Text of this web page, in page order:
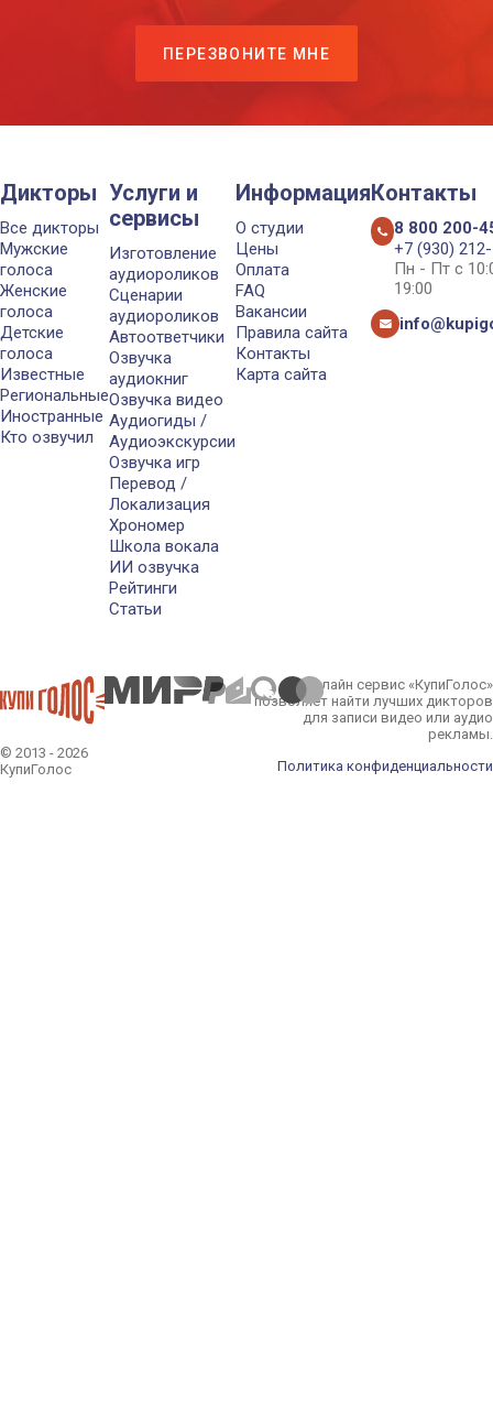
ПЕРЕЗВОНИТЕ МНЕ
Дикторы
Все дикторы
Мужские
голоса
Женские
голоса
Детские
голоса
Известные
Региональные
Иностранные
Кто озвучил
Услуги и
сервисы
Изготовление
аудиороликов
Сценарии
аудиороликов
Автоответчики
Озвучка
аудиокниг
Озвучка видео
Аудиогиды /
Аудиоэкскурсии
Озвучка игр
Перевод /
Локализация
Хрономер
Школа вокала
ИИ озвучка
Рейтинги
Статьи
Информация
О студии
Цены
Оплата
FAQ
Вакансии
Правила сайта
Контакты
Карта сайта
Контакты
8 800 200-
+7 (930)
Пн - Пт с
19:00
© 2013 - 2026
КупиГолос
Онлайн сервис «КупиГолос»
позволяет найти лучших дикторов
для записи видео или аудио
рекламы.
Политика конфиденциальности